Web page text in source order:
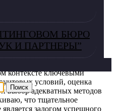
БЮРО
И ПАРТНЕРЫ”
вперед.
укрепления
аспектом проектирования и
контексте ключевыми
условий, оценка
выбор адекватных методов
что тщательное
является залогом успешного